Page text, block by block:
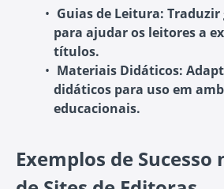
Guias de Leitura: Traduzir
para ajudar os leitores a
títulos.
Materiais Didáticos:
didáticos para uso em
educacionais.
Exemplos de Sucesso